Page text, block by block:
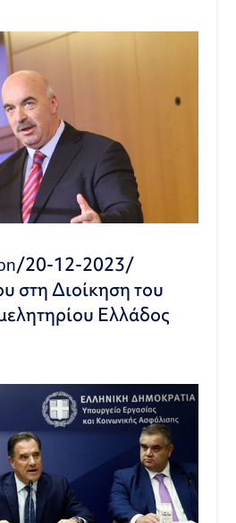
20-12-2023/
στη Διοίκηση του
Ελλάδος